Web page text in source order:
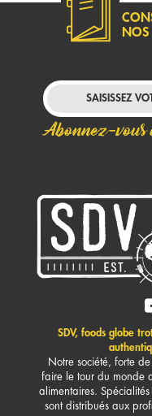
NOS
Abonnez-vous
SDV, foods globe
Notre société, forte
faire le tour du monde
alimentaires.
sont distribués aux